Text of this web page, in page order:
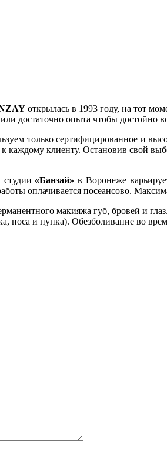
открылась в 1993 году, на тот
достаточно опыта чтобы достойно
только сертифицированное и
каждому клиенту. Остановив свой
студии «Банзай» в Воронеже
оплачивается посеансово.
макияжа губ, бровей и
носа и пупка). Обезболивание во